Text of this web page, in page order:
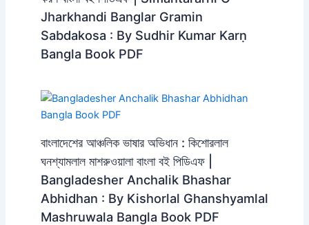
Jharkhandi Banglar Gramin
Sabdakosa : By Sudhir Kumar Karṇ
Bangla Book PDF
বাংলাদেশের আঞ্চলিক ভাষার অভিধান : কিশোরলাল
ঘনশ্যামলাল মাশরুওয়ালা বাংলা বই পিডিএফ |
Bangladesher Anchalik Bhashar
Abhidhan : By Kishorlal Ghanshyamlal
Mashruwala Bangla Book PDF